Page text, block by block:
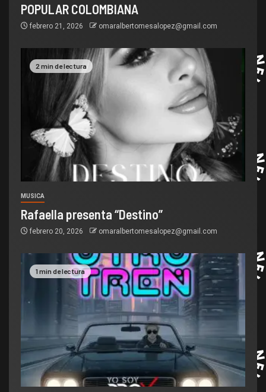
POPULAR COLOMBIANA
febrero 21, 2026 omaralbertomesalopez@gmail.com
2 min de lectura
MUSICA
Rafaella presenta “Destino”
febrero 20, 2026 omaralbertomesalopez@gmail.com
1 min de lectura